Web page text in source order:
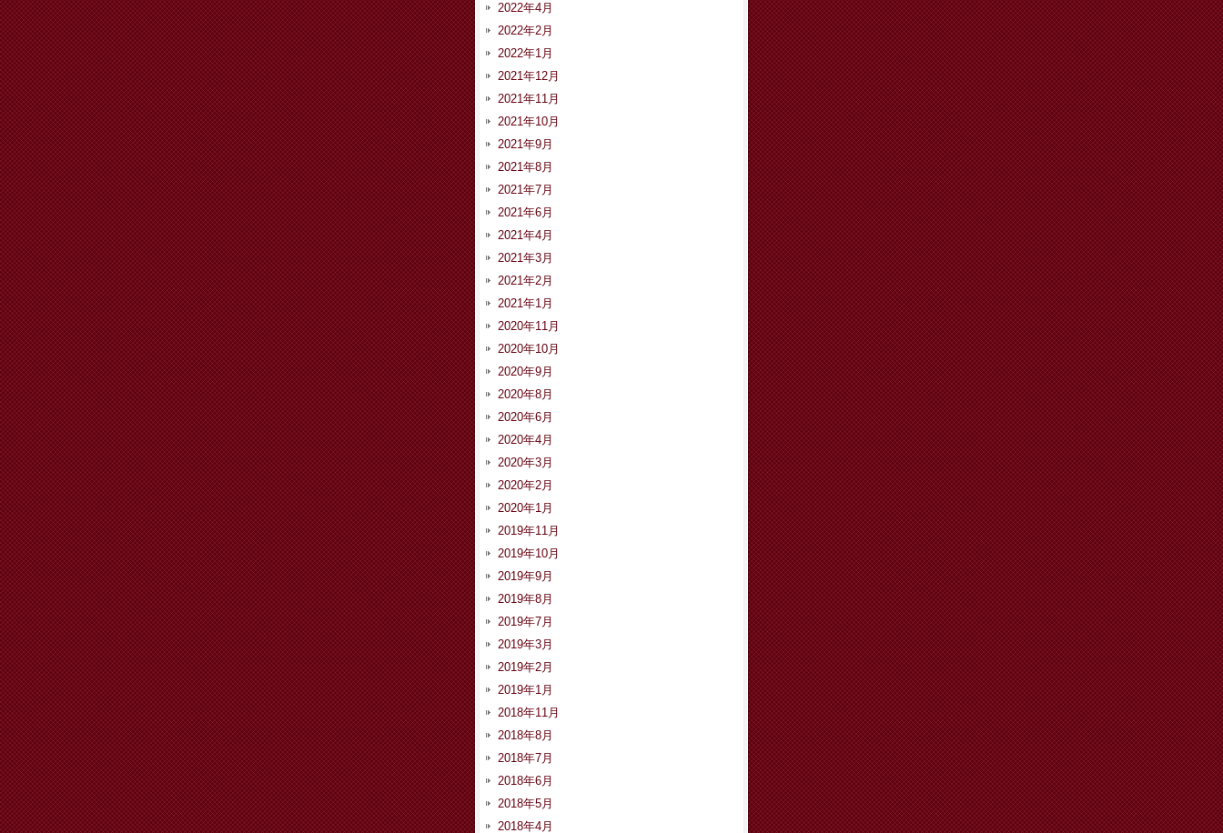
2022年4月
2022年2月
2022年1月
2021年12月
2021年11月
2021年10月
2021年9月
2021年8月
2021年7月
2021年6月
2021年4月
2021年3月
2021年2月
2021年1月
2020年11月
2020年10月
2020年9月
2020年8月
2020年6月
2020年4月
2020年3月
2020年2月
2020年1月
2019年11月
2019年10月
2019年9月
2019年8月
2019年7月
2019年3月
2019年2月
2019年1月
2018年11月
2018年8月
2018年7月
2018年6月
2018年5月
2018年4月